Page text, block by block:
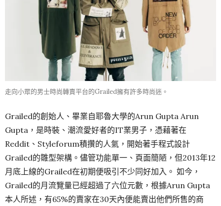
走向小眾的男士時尚轉賣平台的Grailed擁有許多時尚迷。
Grailed的創始人、畢業自耶魯大學的Arun Gupta Arun
Gupta，是時裝、潮流愛好者的IT業男子，憑藉著在
Reddit、Styleforum積攢的人氣，開始著手程式設計
Grailed的雛型架構。儘管功能單一、頁面簡陋，但2013年12
月底上線的Grailed在初期便吸引不少同好加入。 如今，
Grailed的月流覽量已經超過了六位元數，根據Arun Gupta
本人所述，有65%的賣家在30天內便能賣出他們所售的商